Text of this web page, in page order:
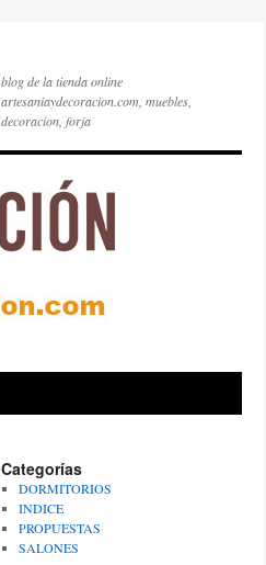
blog de la tienda online
artesaniaydecoracion.com, muebles,
decoracion, forja
Categorías
DORMITORIOS
INDICE
PROPUESTAS
SALONES